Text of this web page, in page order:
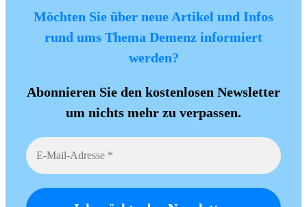
Möchten Sie über neue Artikel und Infos
rund ums Thema Demenz informiert
werden?
Abonnieren Sie den kostenlosen Newsletter
um nichts mehr zu verpassen.